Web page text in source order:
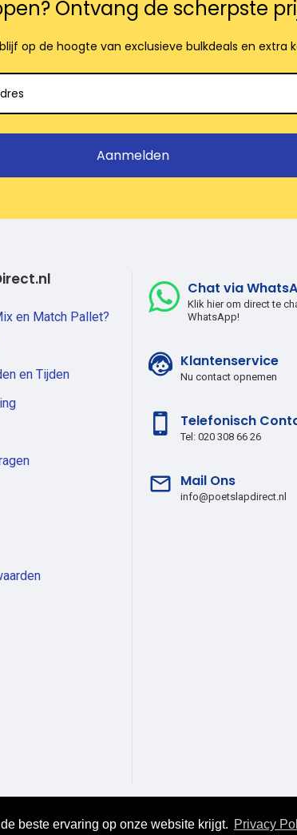
beste ervaring op onze website krijgt. Privacy
Ontvang de scherpste
op de hoogte van exclusieve bulkdeals en extra
Aanmelden
en Match Pallet?
en Tijden
Chat via
Klik hier om direct te
WhatsApp!
Klantenservice
Nu contact opnemen
Telefonisch
Tel: 020 308 66 26
Mail Ons
info@poetslapdirect.nl